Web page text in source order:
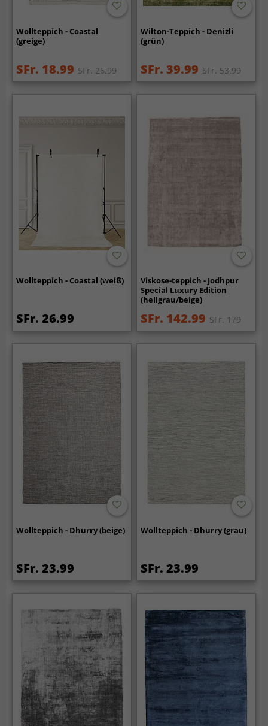
Wollteppich - Coastal
(greige)
SFr. 18.99 SFr. 26.99
Wilton-Teppich - Denizli
(grün)
SFr. 39.99 SFr. 53.99
Wollteppich - Coastal (weiß)
SFr. 26.99
Viskose-teppich - Jodhpur
Special Luxury Edition
(hellgrau/beige)
SFr. 142.99 SFr. 179
Wollteppich - Dhurry (beige)
SFr. 23.99
Wollteppich - Dhurry (grau)
SFr. 23.99